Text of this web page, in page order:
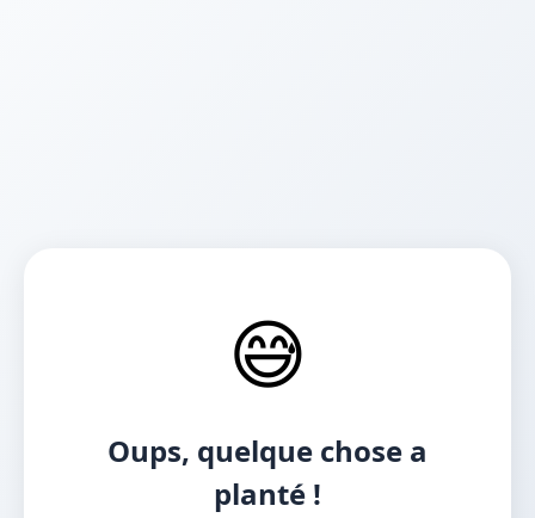
😅
Oups, quelque chose a
planté !